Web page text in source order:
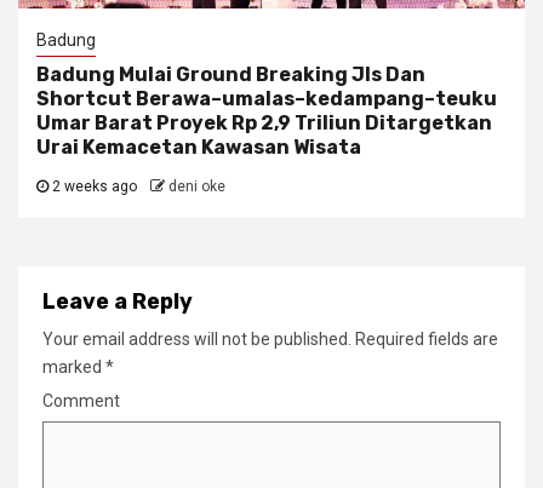
Badung
Badung Mulai Ground Breaking Jls Dan
Shortcut Berawa–umalas–kedampang–teuku
Umar Barat Proyek Rp 2,9 Triliun Ditargetkan
Urai Kemacetan Kawasan Wisata
2 weeks ago deni oke
Leave a Reply
Your email address will not be published.
Required fields are
marked *
Comment